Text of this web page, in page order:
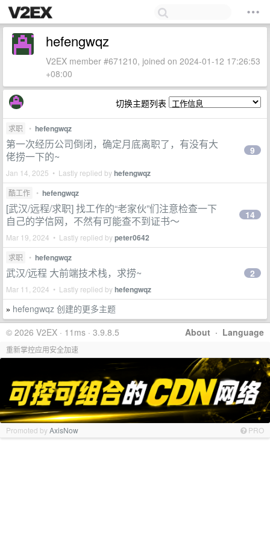
hefengwqz
V2EX member #671210, joined on 2024-01-12 17:26:53
+08:00
切换主题列表
求职 • hefengwqz
第一次经历公司倒闭，确定月底离职了，有没有大
佬捞一下的~
Jan 14, 2025 • Lastly replied byhefengwqz
9
酷工作 • hefengwqz
[武汉/远程/求职] 找工作的“老家伙”们注意检查一下
自己的学信网，不然有可能查不到证书～
Mar 19, 2024 • Lastly replied bypeter0642
14
求职 • hefengwqz
武汉/远程 大前端技术栈，求捞~
Mar 11, 2024 • Lastly replied byhefengwqz
2
» hefengwqz 创建的更多主题
About · Language
© 2026 V2EX · 11ms · 3.9.8.5
重新掌控应用安全加速
Promoted byAxisNow PRO